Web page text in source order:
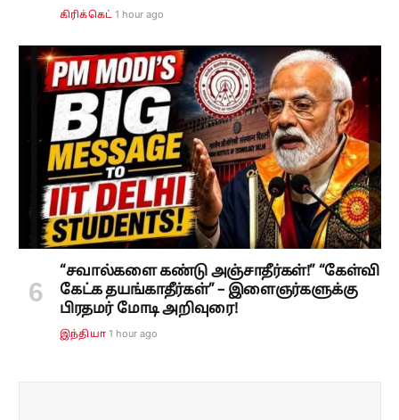
கிரிக்கெட் 1 hour ago
“சவால்களை கண்டு அஞ்சாதீர்கள்!” “கேள்வி
கேட்க தயங்காதீர்கள்” – இளைஞர்களுக்கு
பிரதமர் மோடி அறிவுரை!
இந்தியா 1 hour ago